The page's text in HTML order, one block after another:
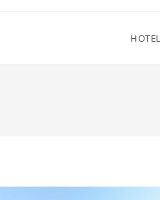
HOTEL